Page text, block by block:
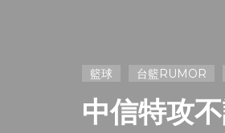
籃球 台籃RUMOR
中信特攻